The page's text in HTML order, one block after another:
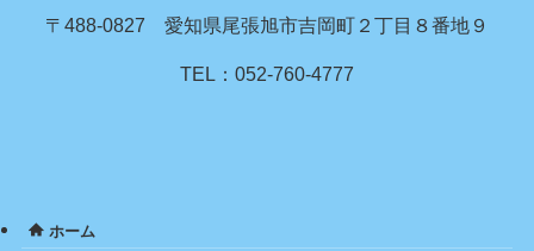
〒488-0827 愛知県尾張旭市吉岡町２丁目８番地９
TEL：052-760-4777
ホーム